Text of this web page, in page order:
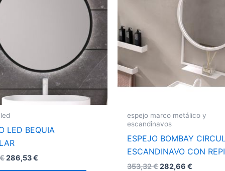
LED BEQUIA
€286,53€
múltiples
variantes.
Las
opciones
se
elegir
en
espejo marco metálico y
escandinavos
ESPEJO BOMBAY
ESCANDINAVO CON
353,32€282,66€